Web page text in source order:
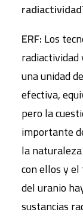
ERF: Los
radiactividad
una unidad
efectiva,
pero la
importante
la
con ellos y
del uranio
sustancias